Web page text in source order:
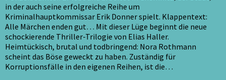
in der auch seine erfolgreiche Reihe um
Kriminalhauptkommissar Erik Donner spielt. Klappentext:
Alle Märchen enden gut… Mit dieser Lüge beginnt die neue
schockierende Thriller-Trilogie von Elias Haller.
Heimtückisch, brutal und todbringend: Nora Rothmann
scheint das Böse geweckt zu haben. Zuständig für
Korruptionsfälle in den eigenen Reihen, ist die…